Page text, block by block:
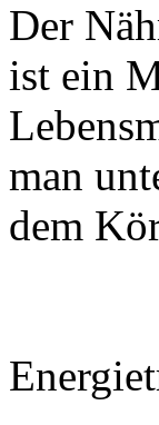
Der
ist ein
man
dem